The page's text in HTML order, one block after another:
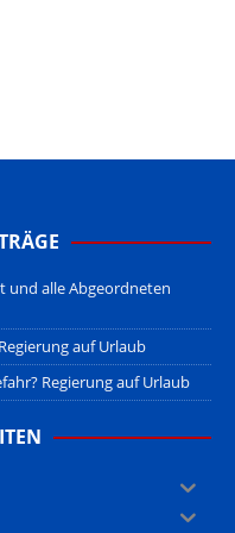
und alle Abgeordneten
auf Urlaub
Regierung auf Urlaub